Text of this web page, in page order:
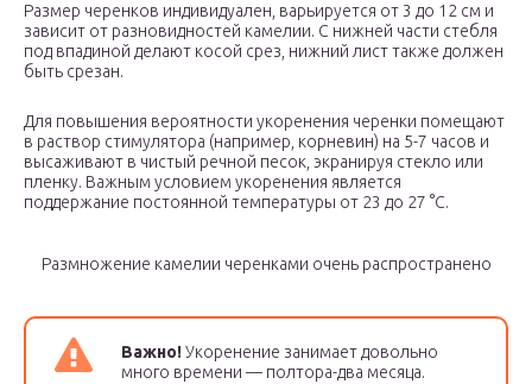
Размер черенков индивидуален, варьируется от 3 до 12 см и
зависит от разновидностей камелии. С нижней части стебля
под впадиной делают косой срез, нижний лист также должен
быть срезан.
Для повышения вероятности укоренения черенки помещают
в раствор стимулятора (например, корневин) на 5-7 часов и
высаживают в чистый речной песок, экранируя стекло или
пленку. Важным условием укоренения является
поддержание постоянной температуры от 23 до 27 °С.
Размножение камелии черенками очень распространено
Важно!Укоренение занимает довольно
много времени — полтора-два месяца.